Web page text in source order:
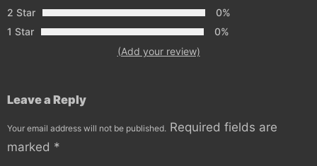
2 Star
0%
1 Star
0%
(Add your review)
Leave a Reply
Your email address will not be published. Required fields are
marked *